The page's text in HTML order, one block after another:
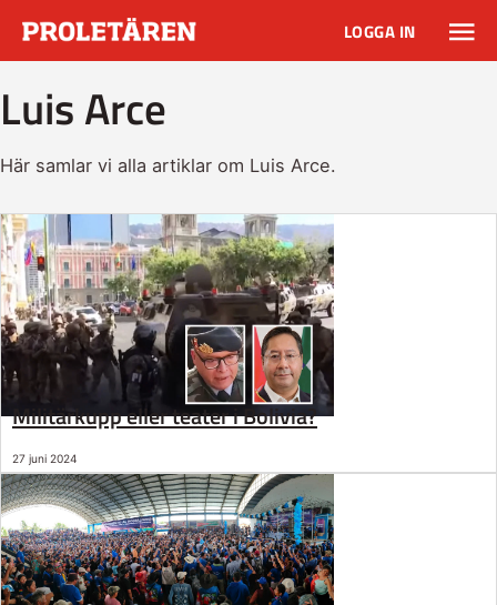
LOGGA IN
Luis Arce
Här samlar vi alla artiklar om Luis Arce.
Militärkupp eller teater i Bolivia?
27 juni 2024